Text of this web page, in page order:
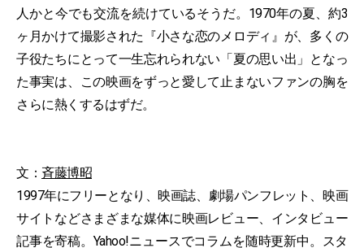
人かと今でも交流を続けているそうだ。1970年の夏、約3
ヶ月かけて撮影された『小さな恋のメロディ』が、多くの
子役たちにとって一生忘れられない「夏の思い出」となっ
た事実は、この映画をずっと愛して止まないファンの胸を
さらに熱くするはずだ。
文： 斉藤博昭
1997年にフリーとなり、映画誌、劇場パンフレット、映画
サイトなどさまざまな媒体に映画レビュー、インタビュー
記事を寄稿。Yahoo!ニュースでコラムを随時更新中。スタ